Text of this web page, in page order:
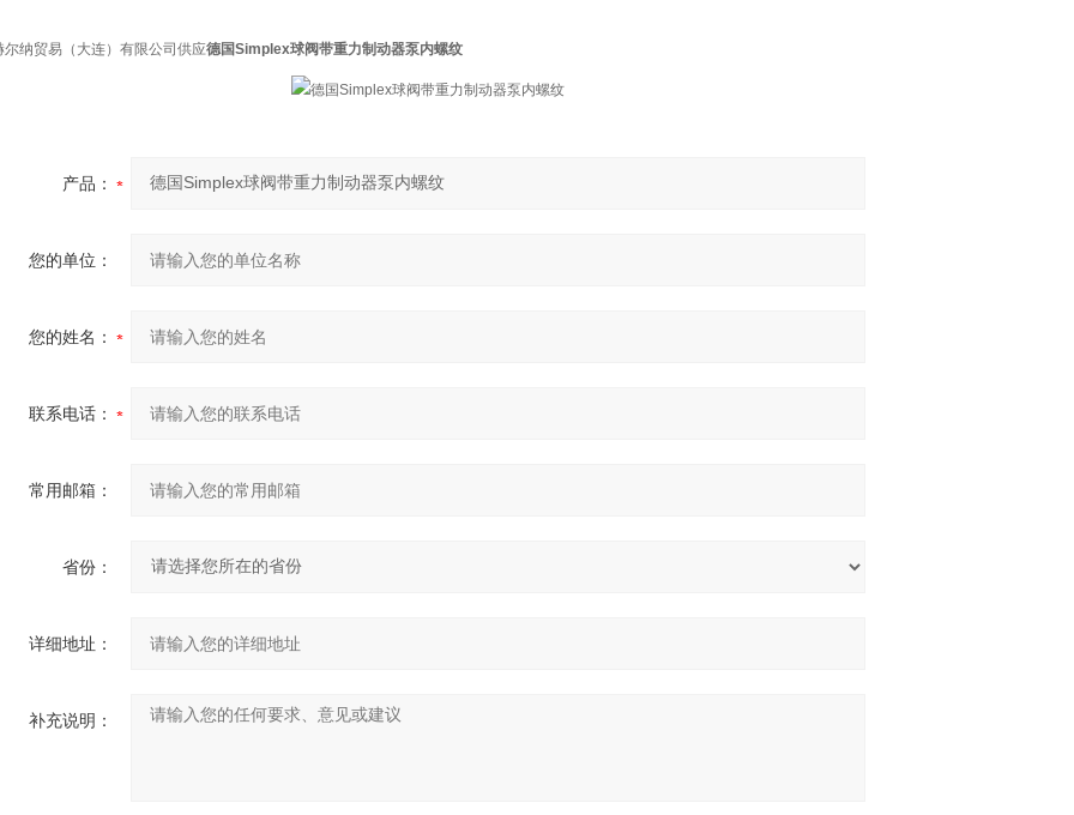
尔纳贸易（大连）有限公司供应德国Simplex球阀带重力制动器泵内螺纹
产品：
您的单位：
您的姓名：
联系电话：
常用邮箱：
省份：
详细地址：
补充说明：